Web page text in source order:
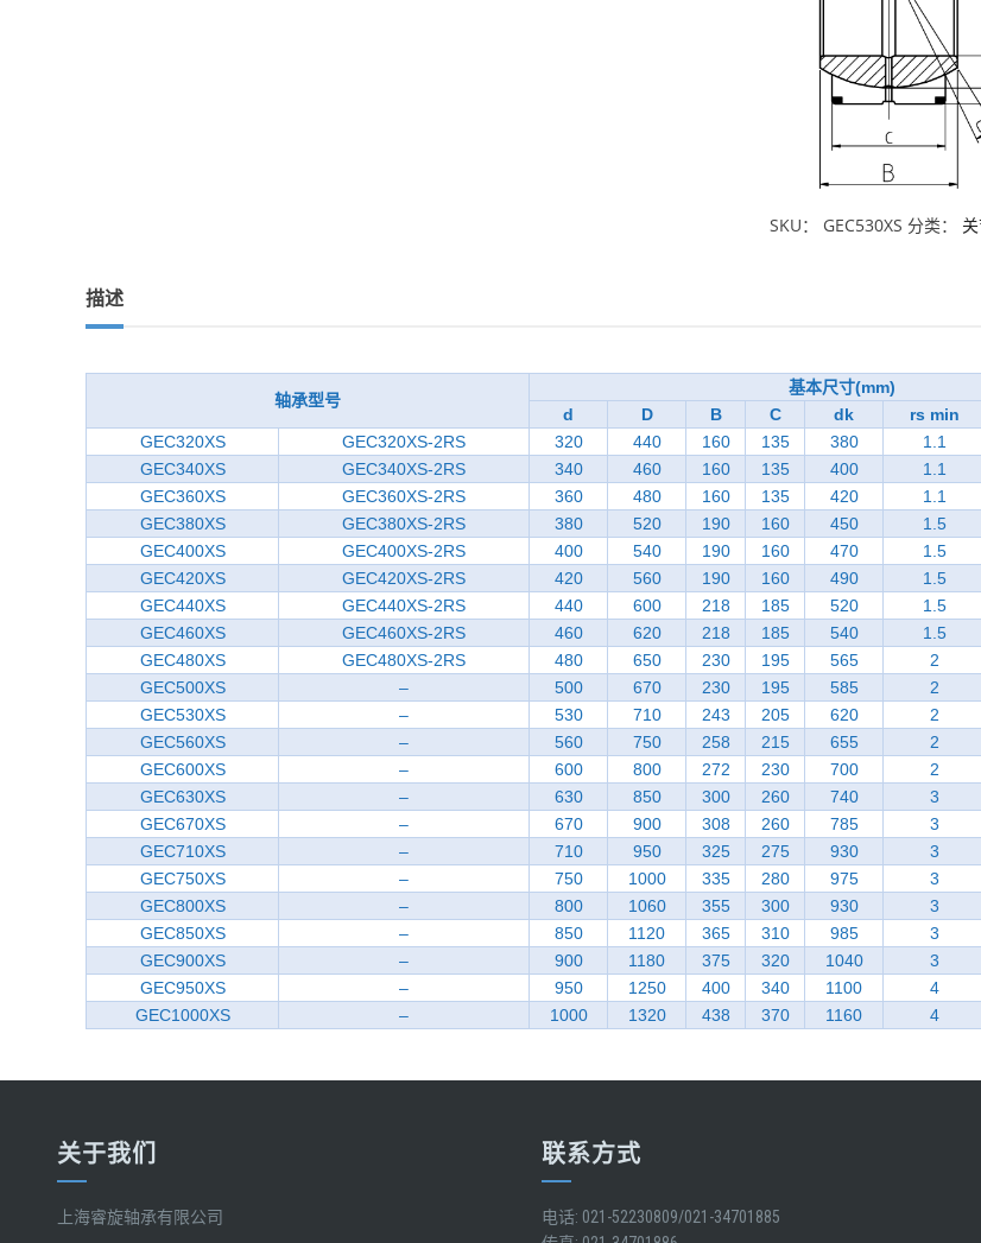
SKU： GEC530XS 分类：
描述
轴承型号
基本尺寸(mm)
d D B C dk rs min
GEC320XS
GEC320XS-2RS 320 440 160 135 380 1.1
GEC340XS
GEC340XS-2RS 340 460 160 135 400 1.1
GEC360XS
GEC360XS-2RS 360 480 160 135 420 1.1
GEC380XS
GEC380XS-2RS 380 520 190 160 450 1.5
GEC400XS
GEC400XS-2RS 400 540 190 160 470 1.5
GEC420XS
GEC420XS-2RS 420 560 190 160 490 1.5
GEC440XS
GEC440XS-2RS 440 600 218 185 520 1.5
GEC460XS
GEC460XS-2RS 460 620 218 185 540 1.5
GEC480XS
GEC480XS-2RS 480 650 230 195 565 2
GEC500XS
– 500 670 230 195 585 2
GEC530XS
– 530 710 243 205 620 2
GEC560XS
– 560 750 258 215 655 2
GEC600XS
– 600 800 272 230 700 2
GEC630XS
– 630 850 300 260 740 3
GEC670XS
– 670 900 308 260 785 3
GEC710XS
– 710 950 325 275 930 3
GEC750XS
– 750 1000 335 280 975 3
GEC800XS
– 800 1060 355 300 930 3
GEC850XS
– 850 1120 365 310 985 3
GEC900XS
– 900 1180 375 320 1040 3
GEC950XS
– 950 1250 400 340 1100 4
GEC1000XS
– 1000 1320 438 370 1160 4
关于我们
上海睿旋轴承有限公司
联系方式
电话: 021-52230809/021-34701885